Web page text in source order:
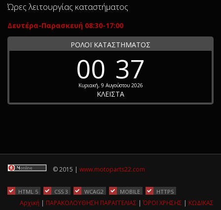
Ώρες λειτουργίας καταστήματος
Δευτέρα-Παρασκευή 08:30-17:00
ΡΟΛΟΪ ΚΑΤΑΣΤΗΜΑΤΟΣ
00 37
Κυριακή, 9 Αυγούστου 2026
ΚΛΕΙΣΤΑ
© 2015 | www.motoparts22.com
HTML 5 CSS 3 WCAG2 MOBILE HTTPS
Αρχική | ΠΑΡΑΚΟΛΟΥΘΗΣΗ ΠΑΡΑΓΓΕΛΙΑΣ |ΌΡΟΙ ΧΡΗΣΗΣ | ΚΩΔΙΚΑΣ